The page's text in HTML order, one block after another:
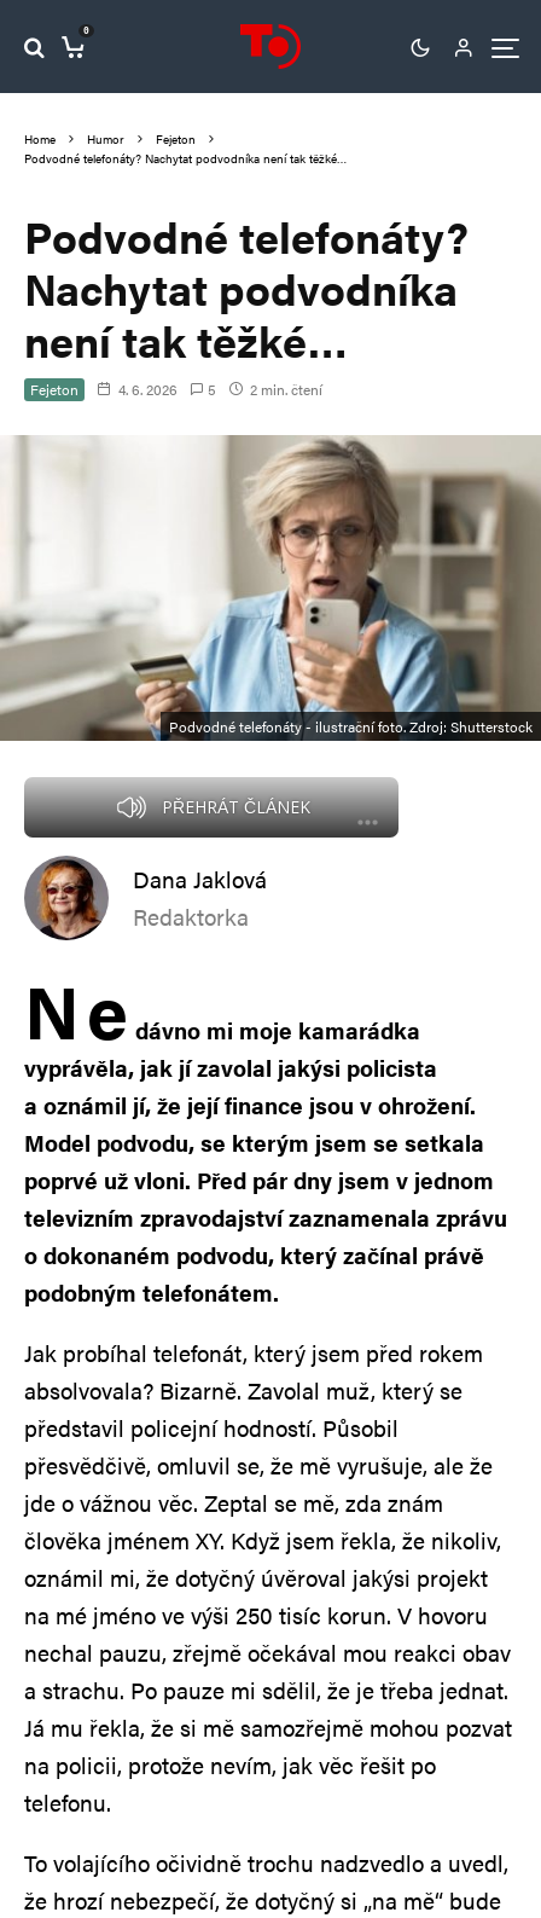
0
Home Humor
Fejeton
Podvodné telefonáty? Nachytat podvodníka není tak těžké…
Podvodné telefonáty?
Nachytat podvodníka
není tak těžké…
Fejeton 4. 6. 2026 5 2 min. čtení
Podvodné telefonáty - ilustrační foto. Zdroj: Shutterstock
PŘEHRÁT ČLÁNEK
Dana Jaklová
Redaktorka
Ne dávno mi moje kamarádka
vyprávěla, jak jí zavolal jakýsi policista
a oznámil jí, že její finance jsou v ohrožení.
Model podvodu, se kterým jsem se setkala
poprvé už vloni. Před pár dny jsem v jednom
televizním zpravodajství zaznamenala zprávu
o dokonaném podvodu, který začínal právě
podobným telefonátem.
Jak probíhal telefonát, který jsem před rokem
absolvovala? Bizarně. Zavolal muž, který se
představil policejní hodností. Působil
přesvědčivě, omluvil se, že mě vyrušuje, ale že
jde o vážnou věc. Zeptal se mě, zda znám
člověka jménem XY. Když jsem řekla, že nikoliv,
oznámil mi, že dotyčný úvěroval jakýsi projekt
na mé jméno ve výši 250 tisíc korun. V hovoru
nechal pauzu, zřejmě očekával mou reakci obav
a strachu. Po pauze mi sdělil, že je třeba jednat.
Já mu řekla, že si mě samozřejmě mohou pozvat
na policii, protože nevím, jak věc řešit po
telefonu.
To volajícího očividně trochu nadzvedlo a uvedl,
že hrozí nebezpečí, že dotyčný si „na mě“ bude